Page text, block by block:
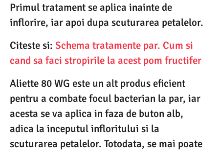
Primul tratament se aplica inainte de
inflorire, iar apoi dupa scuturarea petalelor.
Citeste si: Schema tratamente par. Cum si
cand sa faci stropirile la acest pom fructifer
Aliette 80 WG este un alt produs eficient
pentru a combate focul bacterian la par, iar
acesta se va aplica in faza de buton alb,
adica la inceputul infloritului si la
scuturarea petalelor. Totodata, se mai poate